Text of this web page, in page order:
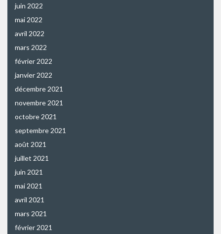
juin 2022
mai 2022
avril 2022
mars 2022
février 2022
janvier 2022
décembre 2021
novembre 2021
octobre 2021
septembre 2021
août 2021
juillet 2021
juin 2021
mai 2021
avril 2021
mars 2021
février 2021